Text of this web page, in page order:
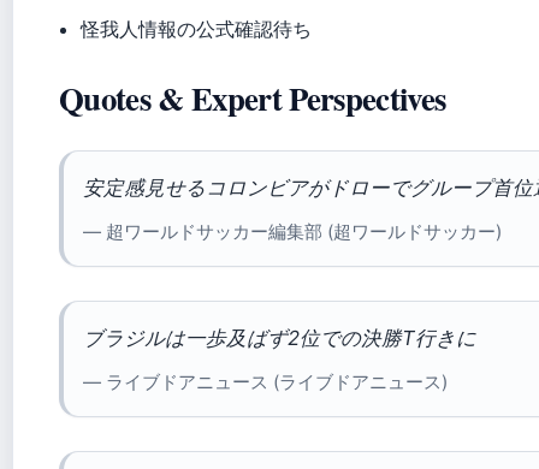
怪我人情報の公式確認待ち
Quotes & Expert Perspectives
安定感見せるコロンビアがドローでグループ首位
— 超ワールドサッカー編集部 (超ワールドサッカー)
ブラジルは一歩及ばず2位での決勝T行きに
— ライブドアニュース (ライブドアニュース)